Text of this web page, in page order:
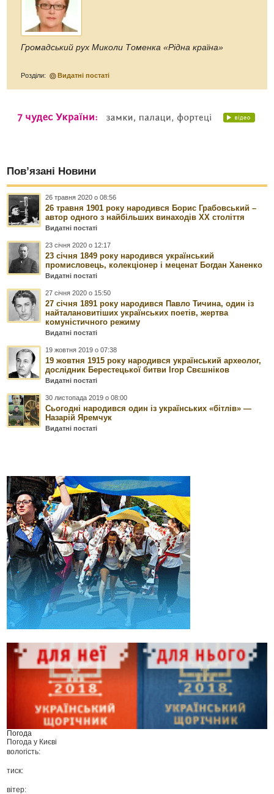
Громадський рух Миколи Томенка «Рідна країна»
Розділи: Видатні постаті
Пов’язані Новини
26 травня 2020 о 08:56
26 травня 1901 року народився Борис Грабовський –
автор одного з найбільших винаходів ХХ століття
Видатні постаті
23 січня 2020 о 12:17
23 січня 1849 року народився український
промисловець, колекціонер і меценат Богдан Ханенко
Видатні постаті
27 січня 2020 о 15:50
27 cічня 1891 року народився Павло Тичина, один із
найталановитіших українських поетів, жертва
комуністичного режиму
Видатні постаті
19 жовтня 2019 о 07:38
19 жовтня 1915 року народився український археолог,
дослідник Берестецької битви Ігор Свєшніков
Видатні постаті
30 листопада 2019 о 08:00
Сьогодні народився один із українських «бітлів» —
Назарій Яремчук
Видатні постаті
Погода
Погода у Києві
вологість:
тиск:
вітер: